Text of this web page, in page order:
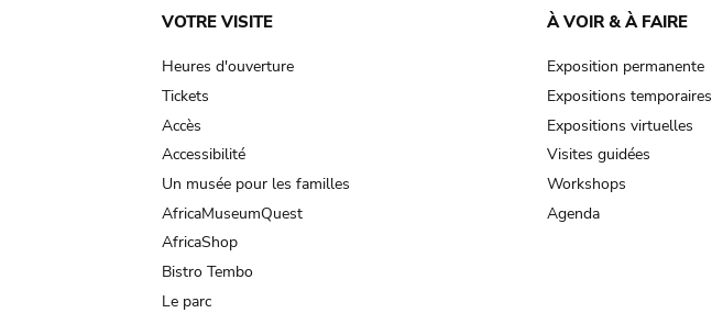
Main
navigation
VOTRE VISITE
Heures d'ouverture
Tickets
Accès
Accessibilité
Un musée pour les familles
AfricaMuseumQuest
AfricaShop
Bistro Tembo
Le parc
À VOIR & À FAIRE
Exposition permanente
Expositions temporaires
Expositions virtuelles
Visites guidées
Workshops
Agenda